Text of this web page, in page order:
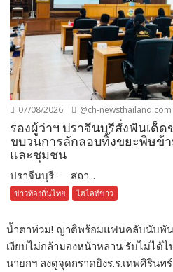
07/08/2026 @ch-newsthailand.com
รองผู้ว่าฯ ปราจีนบุรีสั่งฟันเด็
ขบวนการลักลอบทิ้งขยะพิษข้
และชุมชน
ปราจีนบุรี — สถา...
ข่าวท้องถิ่นไทย ไฮไลท์ข่าว
น้ำตาท่วม! ญาติพร้อมแฟนคลับนับพัน
เงียบไม่กล้ามองหน้าหลาน รับไม่ได้ไ
นายกฯ ลงดูจุดกราดยิงร.ร.เทพศิริน